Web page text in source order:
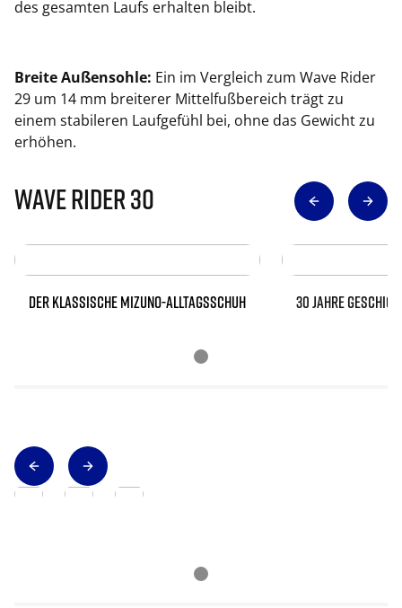
des gesamten Laufs erhalten bleibt.
Breite Außensohle: Ein im Vergleich zum Wave Rider
29 um 14 mm breiterer Mittelfußbereich trägt zu
einem stabileren Laufgefühl bei, ohne das Gewicht zu
erhöhen.
Wave Rider 30
DER KLASSISCHE MIZUNO-ALLTAGSSCHUH 30 JAHRE